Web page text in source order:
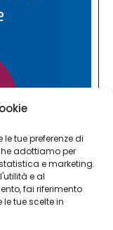
tue preferenze di
adottiamo per
e marketing.
e al
fai riferimento
le tue scelte in